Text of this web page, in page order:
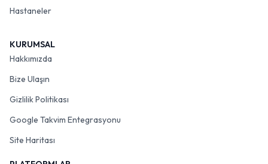
Hastaneler
KURUMSAL
Hakkımızda
Bize Ulaşın
Gizlilik Politikası
Google Takvim Entegrasyonu
Site Haritası